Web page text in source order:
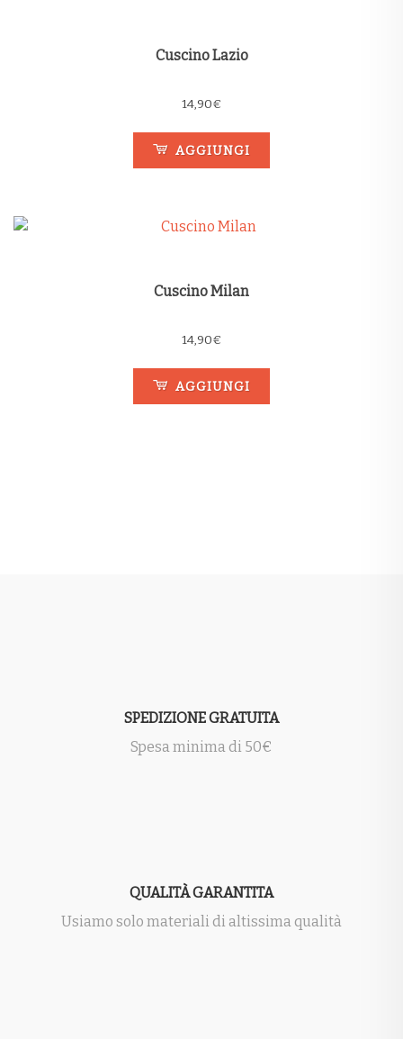
Cuscino Lazio
14,90€
AGGIUNGI
Cuscino Milan
14,90€
AGGIUNGI
SPEDIZIONE GRATUITA
Spesa minima di 50€
QUALITÀ GARANTITA
Usiamo solo materiali di altissima qualità